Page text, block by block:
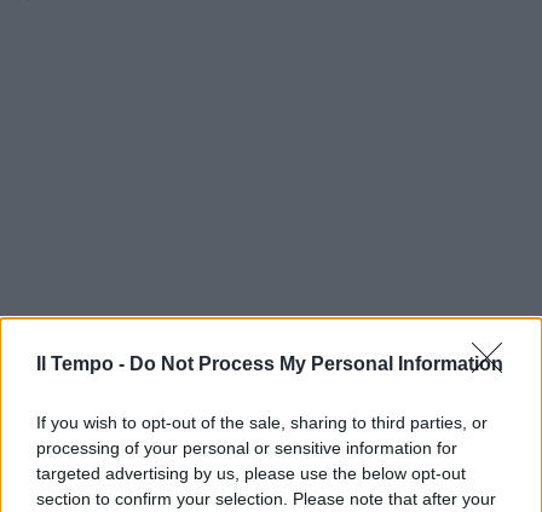
Il Tempo - Do Not Process My Personal Information
If you wish to opt-out of the sale, sharing to third parties, or
processing of your personal or sensitive information for
targeted advertising by us, please use the below opt-out
section to confirm your selection. Please note that after your